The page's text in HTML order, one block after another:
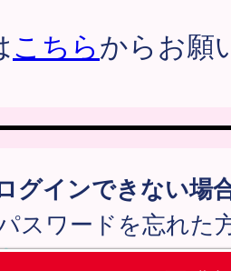
こちらからお願
グインできない場
スワードを忘れた